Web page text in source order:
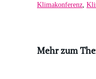
Klimakonferenz,
Mehr zum